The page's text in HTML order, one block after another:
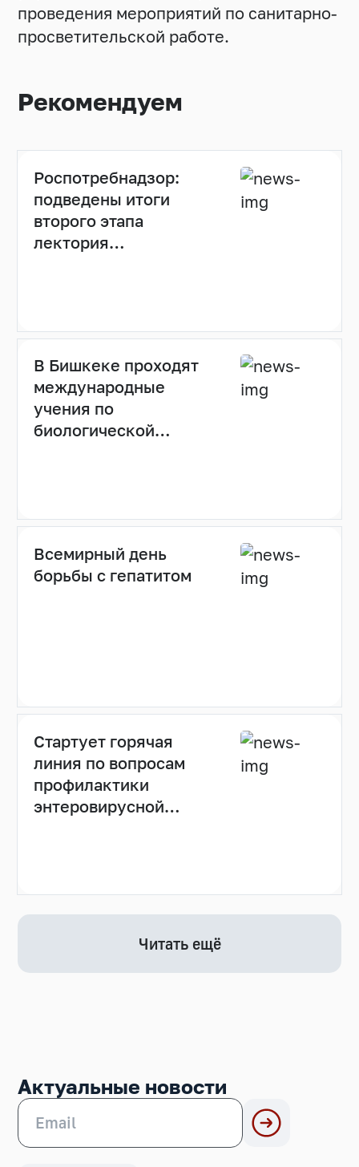
проведения мероприятий по санитарно-
просветительской работе.
Рекомендуем
Роспотребнадзор:
подведены итоги
второго этапа
лектория
В Бишкеке проходят
международные
учения по
биологической
лабораторий
Всемирный день
борьбы с гепатитом
Стартует горячая
линия по вопросам
профилактики
энтеровирусной
Читать ещё
Актуальные новости